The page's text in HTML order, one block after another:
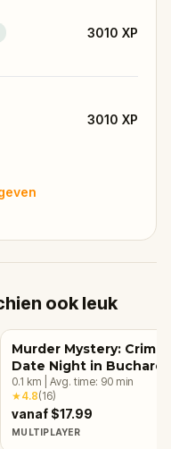
3010 XP
3010 XP
ook leuk
Murder Mystery: Crime
Date Night in
0.1 km Avg. time: 90 min
★4.8(16)
vanaf $17.99
MULTIPLAYER